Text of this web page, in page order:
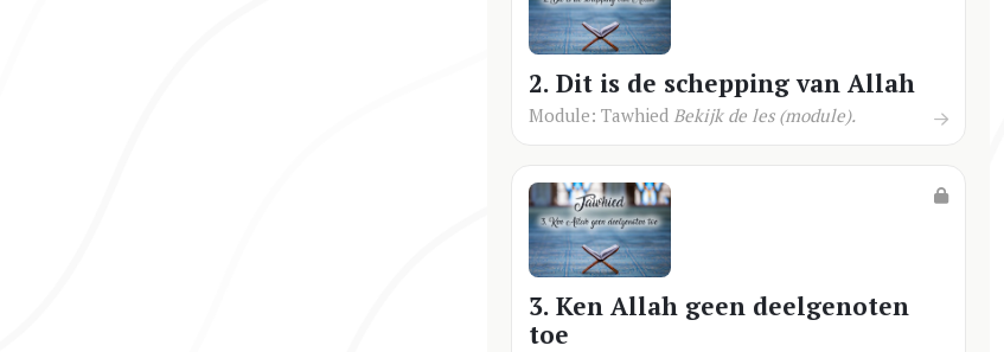
2. Dit is de schepping van Allah
Module: Tawhied Bekijk de les (module).
3. Ken Allah geen deelgenoten
toe